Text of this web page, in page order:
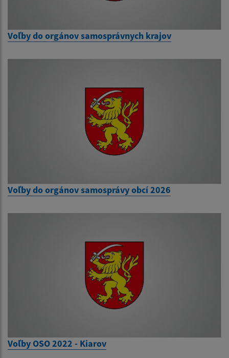
Voľby do orgánov samosprávnych krajov
Voľby do orgánov samosprávy obcí 2026
Voľby OSO 2022 - Kiarov